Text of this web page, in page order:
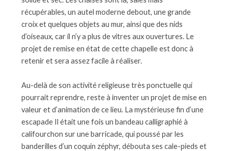
récupérables, un autel moderne debout, une grande
croix et quelques objets au mur, ainsi que des nids
d’oiseaux, car il n’y a plus de vitres aux ouvertures. Le
projet de remise en état de cette chapelle est donc à
retenir et sera assez facile à réaliser.
Au-delà de son activité religieuse très ponctuelle qui
pourrait reprendre, reste à inventer un projet de mise en
valeur et d’animation de ce lieu. La mystérieuse fin d’une
escapade Il était une fois un bandeau calligraphié à
califourchon sur une barricade, qui poussé par les
banderilles d’un coquin zéphyr, débouta ses cale-pieds et